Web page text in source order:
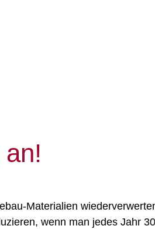
Materialien
wenn man jedes Jahr